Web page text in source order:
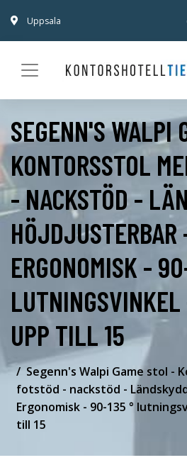
Uppsala
SEGENN'S WALPI
KONTORSSTOL
- NACKSTÖD -
HÖJDJUSTERBAR
ERGONOMISK -
UPP TILL 15
Segenn's Walpi Game stol -
fotstöd - nackstöd -
Ergonomisk - 90-135 °
till 15